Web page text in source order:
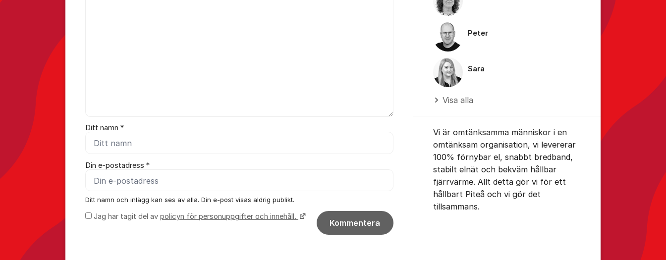
Ditt namn *
Din e-postadress *
Ditt namn och inlägg kan ses av alla. Din e-post visas aldrig publikt.
Jag har tagit del av policyn för personuppgifter och innehåll.
Kommentera
Peter
Sara
Visa alla
Vi är omtänksamma människor i en
omtänksam organisation, vi levererar
100% förnybar el, snabbt bredband,
stabilt elnät och bekväm hållbar
fjärrvärme. Allt detta gör vi för ett
hållbart Piteå och vi gör det
tillsammans.